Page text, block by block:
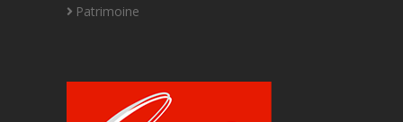
Patrimoine